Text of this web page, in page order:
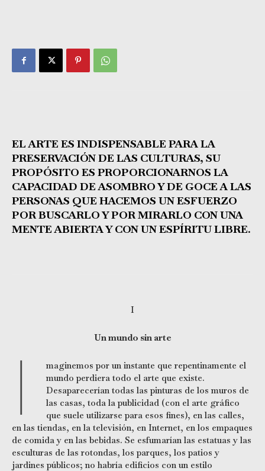
EL ARTE ES INDISPENSABLE PARA LA
PRESERVACIÓN DE LAS CULTURAS, SU
PROPÓSITO ES PROPORCIONARNOS LA
CAPACIDAD DE ASOMBRO Y DE GOCE A LAS
PERSONAS QUE HACEMOS UN ESFUERZO
POR BUSCARLO Y POR MIRARLO CON UNA
MENTE ABIERTA Y CON UN ESPÍRITU LIBRE.
I
Un mundo sin arte
I
maginemos por un instante que repentinamente el
mundo perdiera todo el arte que existe.
Desaparecerían todas las pinturas de los muros de
las casas, toda la publicidad (con el arte gráfico
que suele utilizarse para esos fines), en las calles,
en las tiendas, en la televisión, en Internet, en los empaques
de comida y en las bebidas. Se esfumarían las estatuas y las
esculturas de las rotondas, los parques, los patios y
jardines públicos; no habría edificios con un estilo